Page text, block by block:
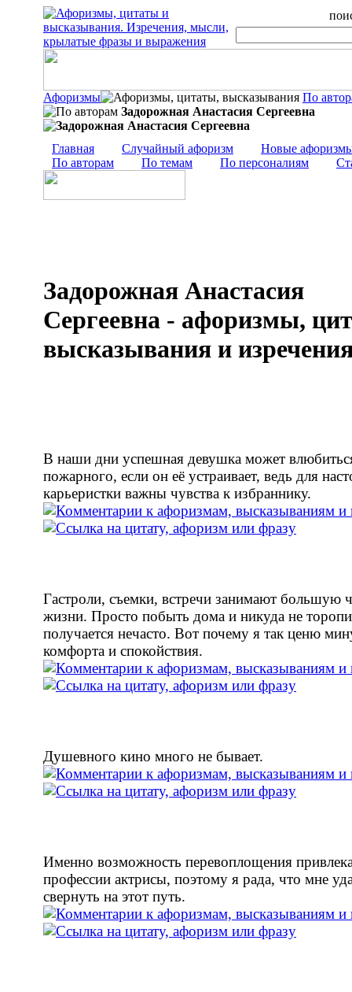
Афоризмы
По
Задорожная Анастасия Сергеевна
Главная Случайный афоризм
Новые
По авторам
По темам По персоналиям
Задорожная Анастасия
Сергеевна - афоризмы,
высказывания и
В наши дни успешная девушка может
пожарного, если он её устраивает, ведь для
карьеристки важны чувства к избраннику.
Гастроли, съемки, встречи занимают большую
жизни. Просто побыть дома и никуда не
получается нечасто. Вот почему я так ценю
комфорта и спокойствия.
Душевного кино много не бывает.
Именно возможность перевоплощения
профессии актрисы, поэтому я рада, что мне
свернуть на этот путь.